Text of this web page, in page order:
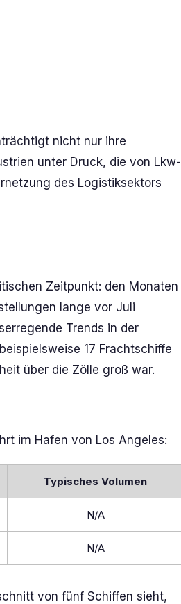
nicht nur ihre
unter Druck, die von Lkw-
des Logistiksektors
Zeitpunkt: den Monaten
lange vor Juli
Trends in der
17 Frachtschiffe
über die Zölle groß war.
im Hafen von Los Angeles:
Typisches Volumen
N/A
N/A
von fünf Schiffen sieht,